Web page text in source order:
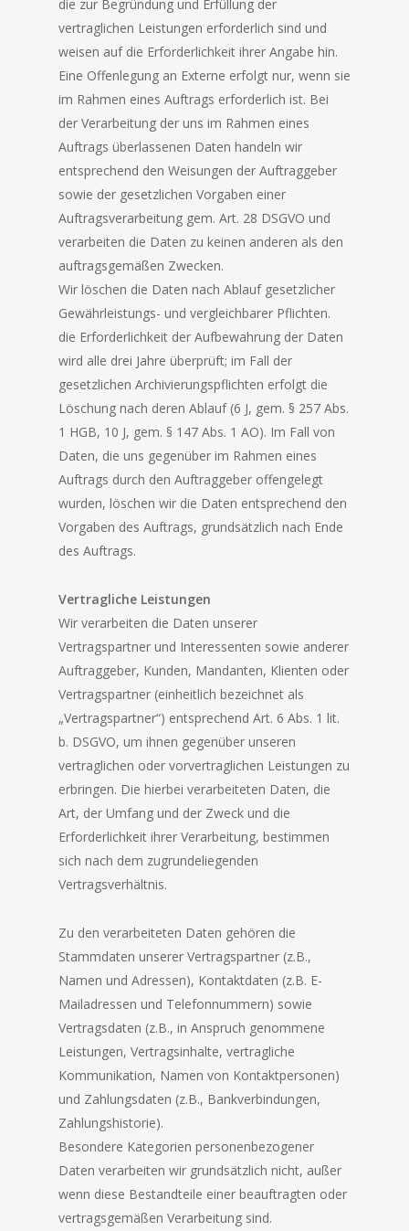
die zur Begründung und Erfüllung der
vertraglichen Leistungen erforderlich sind und
weisen auf die Erforderlichkeit ihrer Angabe hin.
Eine Offenlegung an Externe erfolgt nur, wenn sie
im Rahmen eines Auftrags erforderlich ist. Bei
der Verarbeitung der uns im Rahmen eines
Auftrags überlassenen Daten handeln wir
entsprechend den Weisungen der Auftraggeber
sowie der gesetzlichen Vorgaben einer
Auftragsverarbeitung gem. Art. 28 DSGVO und
verarbeiten die Daten zu keinen anderen als den
auftragsgemäßen Zwecken.
Wir löschen die Daten nach Ablauf gesetzlicher
Gewährleistungs- und vergleichbarer Pflichten.
die Erforderlichkeit der Aufbewahrung der Daten
wird alle drei Jahre überprüft; im Fall der
gesetzlichen Archivierungspflichten erfolgt die
Löschung nach deren Ablauf (6 J, gem. § 257 Abs.
1 HGB, 10 J, gem. § 147 Abs. 1 AO). Im Fall von
Daten, die uns gegenüber im Rahmen eines
Auftrags durch den Auftraggeber offengelegt
wurden, löschen wir die Daten entsprechend den
Vorgaben des Auftrags, grundsätzlich nach Ende
des Auftrags.
Vertragliche Leistungen
Wir verarbeiten die Daten unserer
Vertragspartner und Interessenten sowie anderer
Auftraggeber, Kunden, Mandanten, Klienten oder
Vertragspartner (einheitlich bezeichnet als
„Vertragspartner“) entsprechend Art. 6 Abs. 1 lit.
b. DSGVO, um ihnen gegenüber unseren
vertraglichen oder vorvertraglichen Leistungen zu
erbringen. Die hierbei verarbeiteten Daten, die
Art, der Umfang und der Zweck und die
Erforderlichkeit ihrer Verarbeitung, bestimmen
sich nach dem zugrundeliegenden
Vertragsverhältnis.
Zu den verarbeiteten Daten gehören die
Stammdaten unserer Vertragspartner (z.B.,
Namen und Adressen), Kontaktdaten (z.B. E-
Mailadressen und Telefonnummern) sowie
Vertragsdaten (z.B., in Anspruch genommene
Leistungen, Vertragsinhalte, vertragliche
Kommunikation, Namen von Kontaktpersonen)
und Zahlungsdaten (z.B., Bankverbindungen,
Zahlungshistorie).
Besondere Kategorien personenbezogener
Daten verarbeiten wir grundsätzlich nicht, außer
wenn diese Bestandteile einer beauftragten oder
vertragsgemäßen Verarbeitung sind.